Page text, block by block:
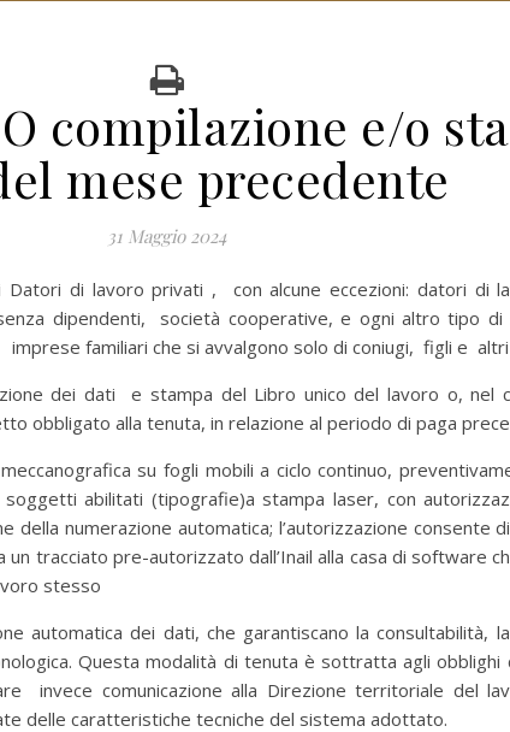
compilazione e/o
mese precedente
31 Maggio 2024
Datori di lavoro privati , con alcune eccezioni: datori di
dipendenti, società cooperative, e ogni altro tipo
familiari che si avvalgono solo di coniugi, figli e
dei dati e stampa del Libro unico del lavoro o, nel
obbligato alla tenuta, in relazione al periodo di paga
su fogli mobili a ciclo continuo,
abilitati (tipografie)a stampa laser, con
della numerazione automatica; l’autorizzazione consente
un tracciato pre-autorizzato dall’Inail alla casa di software
stesso
automatica dei dati, che garantiscano la consultabilità,
Questa modalità di tenuta è sottratta agli obblighi
invece comunicazione alla Direzione territoriale del
delle caratteristiche tecniche del sistema adottato.